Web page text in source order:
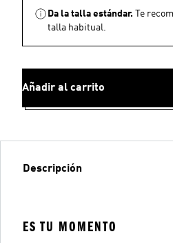
Da la talla estándar.
Te
talla habitual.
Añadir al carrito
Descripción
ES TU MOMENTO